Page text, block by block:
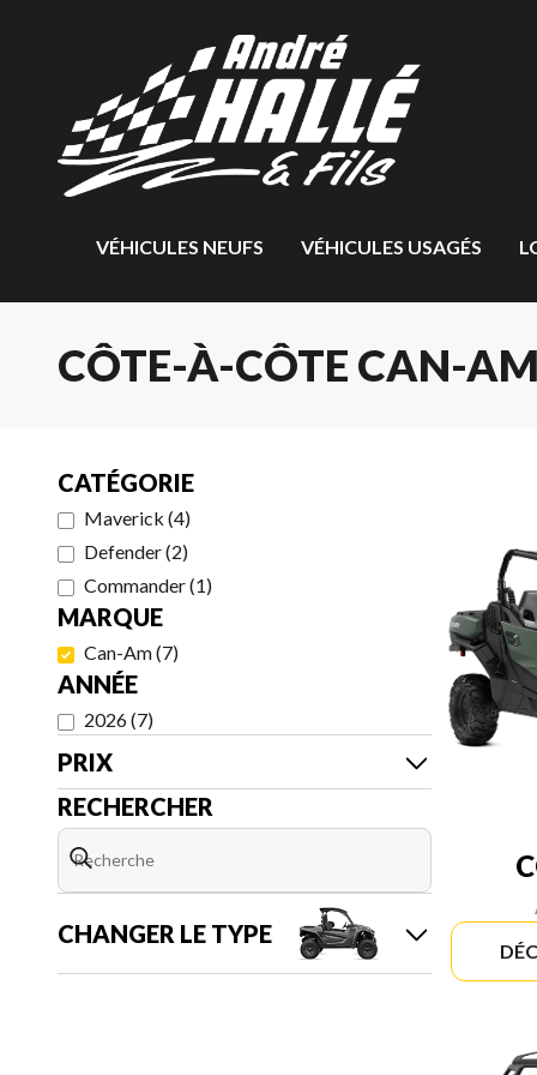
VÉHICULES NEUFS VÉHICULES USAGÉS
CÔTE-À-CÔTE CAN-
CATÉGORIE
Maverick (4)
Defender(2)
Commander(1)
MARQUE
Can-Am(7)
ANNÉE
2026(7)
PRIX
RECHERCHER
CHANGER LE TYPE